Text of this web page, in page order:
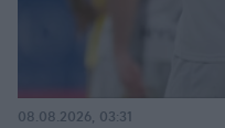
08.08.2026, 03:31